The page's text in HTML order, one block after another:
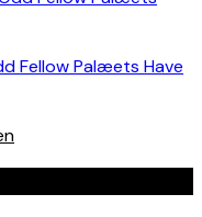
Fellow Palæets Have